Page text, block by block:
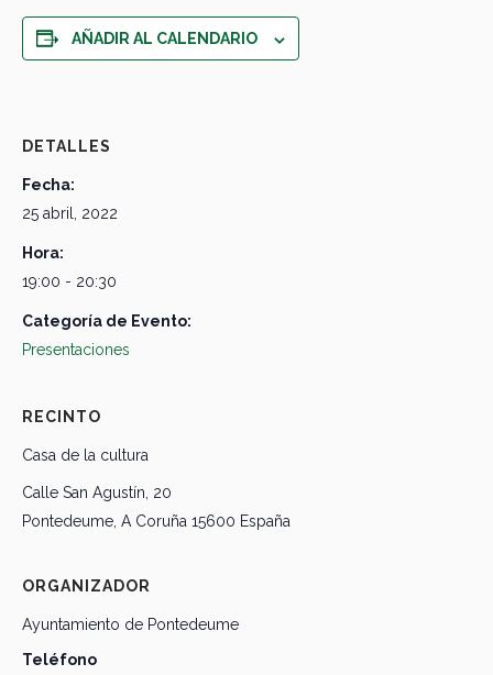
AÑADIR AL CALENDARIO
DETALLES
Fecha:
25 abril, 2022
Hora:
19:00 - 20:30
Categoría de Evento:
Presentaciones
RECINTO
Casa de la cultura
Calle San Agustín, 20
Pontedeume, A Coruña 15600 España
ORGANIZADOR
Ayuntamiento de Pontedeume
Teléfono